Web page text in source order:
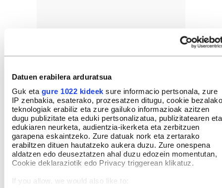
Datuen erabilera arduratsua
Guk eta gure 1022 kideek sure informacio pertsonala, zure
IP zenbakia, esaterako, prozesatzen ditugu, cookie bezalako
teknologiak erabiliz eta zure gailuko informazioak azitzen
dugu publizitate eta eduki pertsonalizatua, publizitatearen eta
edukiaren neurketa, audientzia-ikerketa eta zerbitzuen
garapena eskaintzeko. Zure datuak nork eta zertarako
erabiltzen dituen hautatzeko aukera duzu. Zure onespena
aldatzen edo deuseztatzen ahal duzu edozein momentutan,
Cookie deklaraziotik edo Privacy triggerean klikatuz.
If you allow, we would also like to: